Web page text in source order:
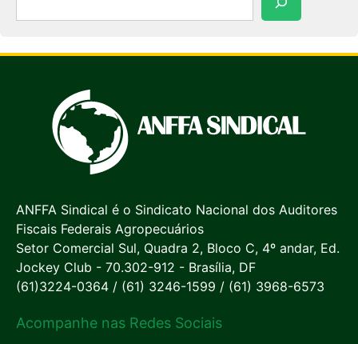
ANFFA Sindical é o Sindicato Nacional dos Auditores
Fiscais Federais Agropecuários
Setor Comercial Sul, Quadra 2, Bloco C, 4º andar, Ed.
Jockey Club - 70.302-912 - Brasília, DF
(61)3224-0364 / (61) 3246-1599 / (61) 3968-6573
Acompanhe nas Redes Sociais